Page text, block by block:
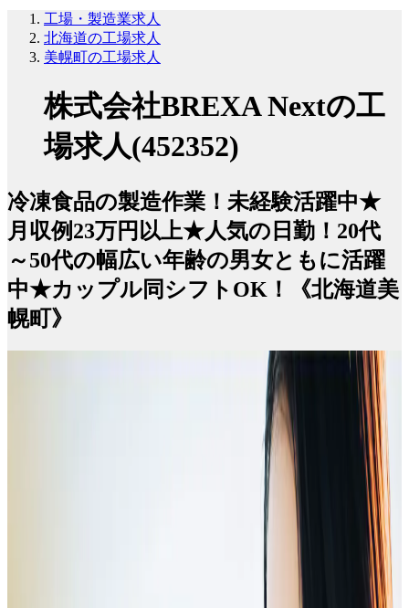
工場・製造業求人
北海道の工場求人
美幌町の工場求人
株式会社BREXA Nextの工
場求人(452352)
冷凍食品の製造作業！未経験活躍中★
月収例23万円以上★人気の日勤！20代
～50代の幅広い年齢の男女ともに活躍
中★カップル同シフトOK！《北海道美
幌町》